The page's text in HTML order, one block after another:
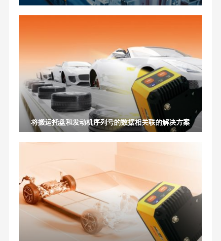
将搬运托盘和发动机序列号的数据相关联的解决方案